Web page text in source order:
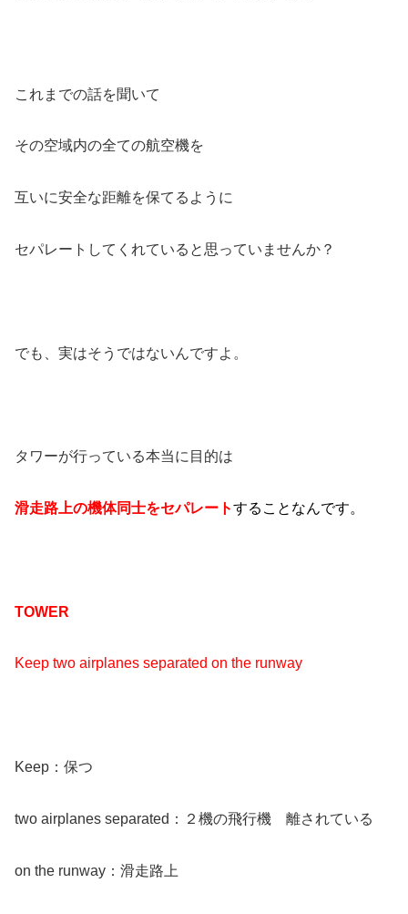
これまでの話を聞いて
その空域内の全ての航空機を
互いに安全な距離を保てるように
セパレートしてくれていると思っていませんか？
でも、実はそうではないんですよ。
タワーが行っている本当に目的は
滑走路上の機体同士をセパレートすることなんです。
TOWER
Keep two airplanes separated on the runway
Keep：保つ
two airplanes separated：２機の飛行機 離されている
on the runway：滑走路上